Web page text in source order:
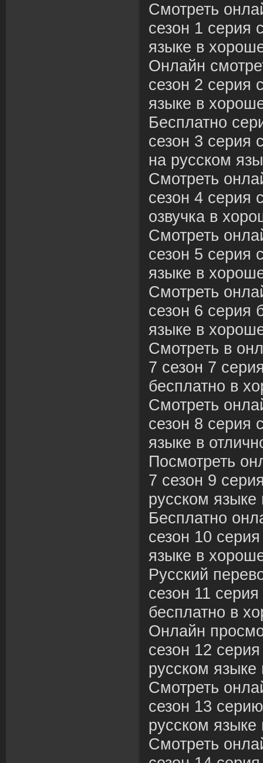
Смотреть
сезон 1 серия
языке в
Онлайн
сезон 2 серия
языке в
Бесплатно
сезон 3 серия
на русском
Смотреть
сезон 4 серия
озвучка в
Смотреть
сезон 5 серия
языке в
Смотреть
сезон 6 серия
языке в
Смотреть в
7 сезон 7
бесплатно в
Смотреть
сезон 8 серия
языке в
Посмотреть
7 сезон 9
русском
Бесплатно
сезон 10
языке в
Русский
сезон 11
бесплатно в
Онлайн
сезон 12
русском
Смотреть
сезон 13
русском
Смотреть